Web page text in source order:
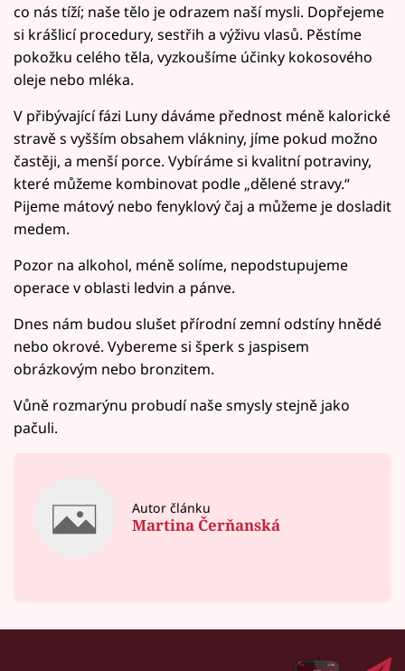
co nás tíží; naše tělo je odrazem naší mysli. Dopřejeme
si krášlicí procedury, sestřih a výživu vlasů. Pěstíme
pokožku celého těla, vyzkoušíme účinky kokosového
oleje nebo mléka.
V přibývající fázi Luny dáváme přednost méně kalorické
stravě s vyšším obsahem vlákniny, jíme pokud možno
častěji, a menší porce. Vybíráme si kvalitní potraviny,
které můžeme kombinovat podle „dělené stravy.“
Pijeme mátový nebo fenyklový čaj a můžeme je dosladit
medem.
Pozor na alkohol, méně solíme, nepodstupujeme
operace v oblasti ledvin a pánve.
Dnes nám budou slušet přírodní zemní odstíny hnědé
nebo okrové. Vybereme si šperk s jaspisem
obrázkovým nebo bronzitem.
Vůně rozmarýnu probudí naše smysly stejně jako
pačuli.
Autor článku
Martina Čerňanská